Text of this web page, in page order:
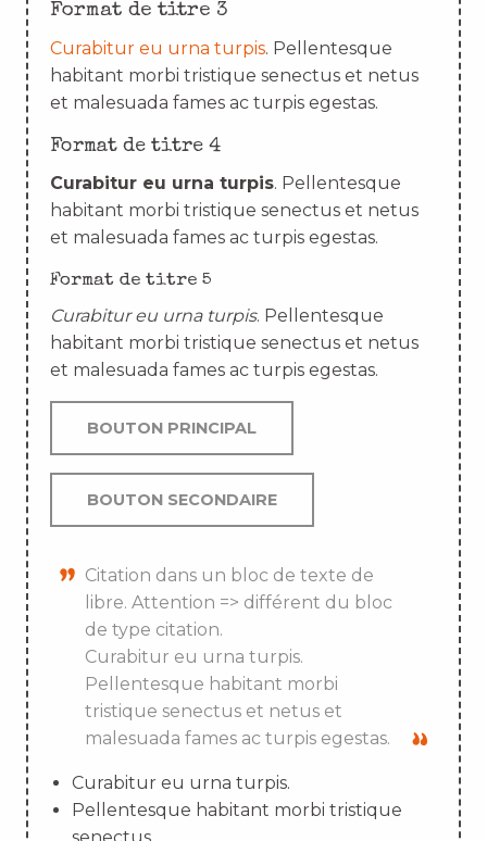
Format de titre 3
Curabitur eu urna turpis. Pellentesque
habitant morbi tristique senectus et netus
et malesuada fames ac turpis egestas.
Format de titre 4
Curabitur eu urna turpis. Pellentesque
habitant morbi tristique senectus et netus
et malesuada fames ac turpis egestas.
Format de titre 5
Curabitur eu urna turpis. Pellentesque
habitant morbi tristique senectus et netus
et malesuada fames ac turpis egestas.
BOUTON PRINCIPAL
BOUTON SECONDAIRE
Citation dans un bloc de texte de
libre. Attention => différent du bloc
de type citation.
Curabitur eu urna turpis.
Pellentesque habitant morbi
tristique senectus et netus et
malesuada fames ac turpis egestas.
Curabitur eu urna turpis.
Pellentesque habitant morbi tristique